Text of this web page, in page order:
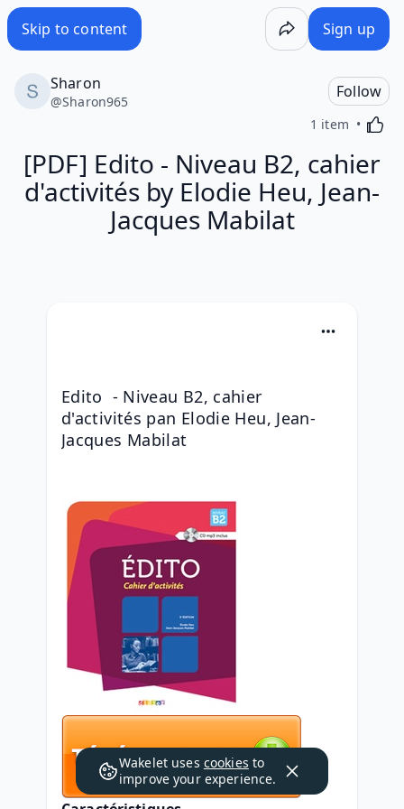
Skip to content Sign up
Sharon
@Sharon965
Follow
1 item
[PDF] Edito - Niveau B2, cahier
d'activités by Elodie Heu, Jean-
Jacques Mabilat
Edito  - Niveau B2, cahier
d'activités pan Elodie Heu, Jean-
Jacques Mabilat
Wakelet uses cookies to
improve your experience.